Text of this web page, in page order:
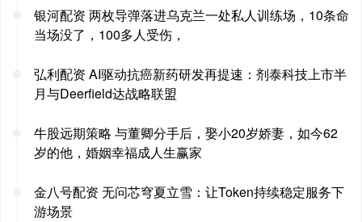
银河配资 两枚导弹落进乌克兰一处私人训练场，10条命
当场没了，100多人受伤，
弘利配资 AI驱动抗癌新药研发再提速：剂泰科技上市半
月与Deerfield达战略联盟
牛股远期策略 与董卿分手后，娶小20岁娇妻，如今62
岁的他，婚姻幸福成人生赢家
金八号配资 无问芯穹夏立雪：让Token持续稳定服务下
游场景